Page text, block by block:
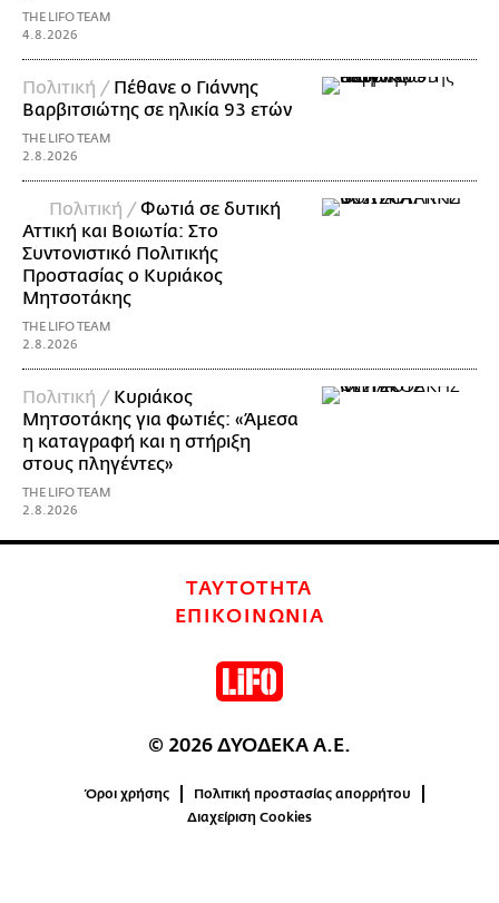
THE LIFO TEAM
4.8.2026
Πολιτική / Πέθανε ο Γιάννης
Βαρβιτσιώτης σε ηλικία 93 ετών
THE LIFO TEAM
2.8.2026
Πολιτική /Φωτιά σε δυτική
Αττική και Βοιωτία: Στο
Συντονιστικό Πολιτικής
Προστασίας ο Κυριάκος
Μητσοτάκης
THE LIFO TEAM
2.8.2026
Πολιτική / Κυριάκος
Μητσοτάκης για φωτιές: «Άμεσα
η καταγραφή και η στήριξη
στους πληγέντες»
THE LIFO TEAM
2.8.2026
ΤΑΥΤΟΤΗΤΑ
ΕΠΙΚΟΙΝΩΝΙΑ
© 2026 ΔΥΟΔΕΚΑ Α.Ε.
Όροι χρήσης
Πολιτική προστασίας απορρήτου
Διαχείριση Cookies